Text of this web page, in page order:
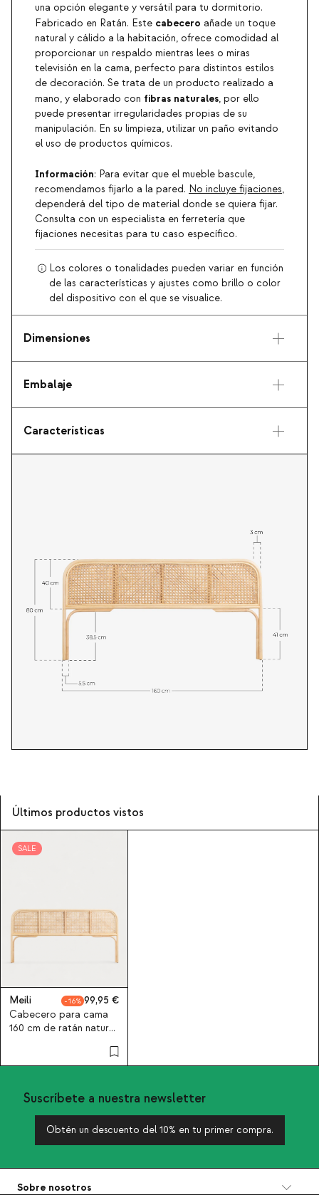
una opción elegante y versátil para tu dormitorio.
Fabricado en Ratán. Este cabecero añade un toque
natural y cálido a la habitación, ofrece comodidad al
proporcionar un respaldo mientras lees o miras
televisión en la cama, perfecto para distintos estilos
de decoración. Se trata de un producto realizado a
mano, y elaborado con fibras naturales, por ello
puede presentar irregularidades propias de su
manipulación. En su limpieza, utilizar un paño evitando
el uso de productos químicos.
Información: Para evitar que el mueble bascule,
recomendamos fijarlo a la pared. No incluye fijaciones,
dependerá del tipo de material donde se quiera fijar.
Consulta con un especialista en ferretería que
fijaciones necesitas para tu caso específico.
Los colores o tonalidades pueden variar en función
de las características y ajustes como brillo o color
del dispositivo con el que se visualice.
Dimensiones
Embalaje
Características
Últimos productos vistos
SALE
Meili 16
99,95
Cabecero para cama
160 cm de ratán natural
Suscríbete a nuestra newsletter
Obtén un descuento del 10% en tu primer compra.
Sobre nosotros